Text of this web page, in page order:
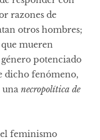
razones de
otros hombres;
mueren
potenciado
dicho fenómeno,
necropolítica de
feminismo